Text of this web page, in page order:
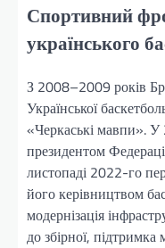
Спортивний
українського
З 2008–2009 років
Української
«Черкаські мавпи».
президентом
листопаді 2022-го
його керівництвом
модернізація
до збірної,